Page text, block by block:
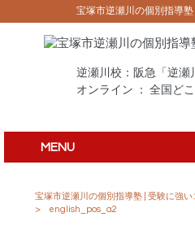
宝塚市逆瀬川の個別指導
逆瀬川校：阪急「逆瀬
オンライン ： 全国ど
MENU
宝塚市逆瀬川の個別指導塾 | 受験に強い
>
english_pos_a2